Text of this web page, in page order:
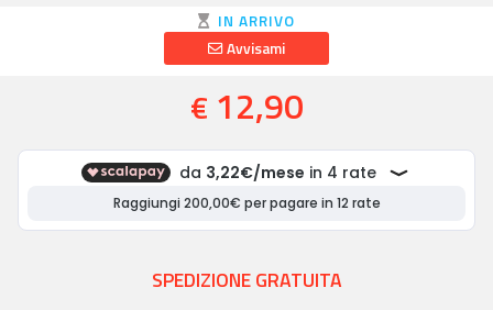
IN ARRIVO
Avvisami
€ 12,90
SPEDIZIONE GRATUITA